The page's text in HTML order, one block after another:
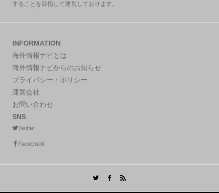
することを目指して運営しております。
INFORMATION
海外情報ナビとは
海外情報ナビからのお知らせ
プライバシー・ポリシー
運営会社
お問い合わせ
SNS
Twitter
Facebook